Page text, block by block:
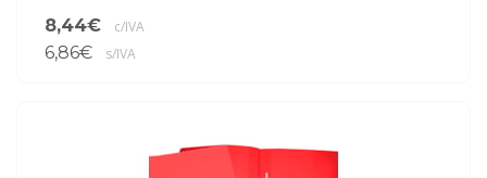
8,44€
c/IVA
6,86€ s/IVA